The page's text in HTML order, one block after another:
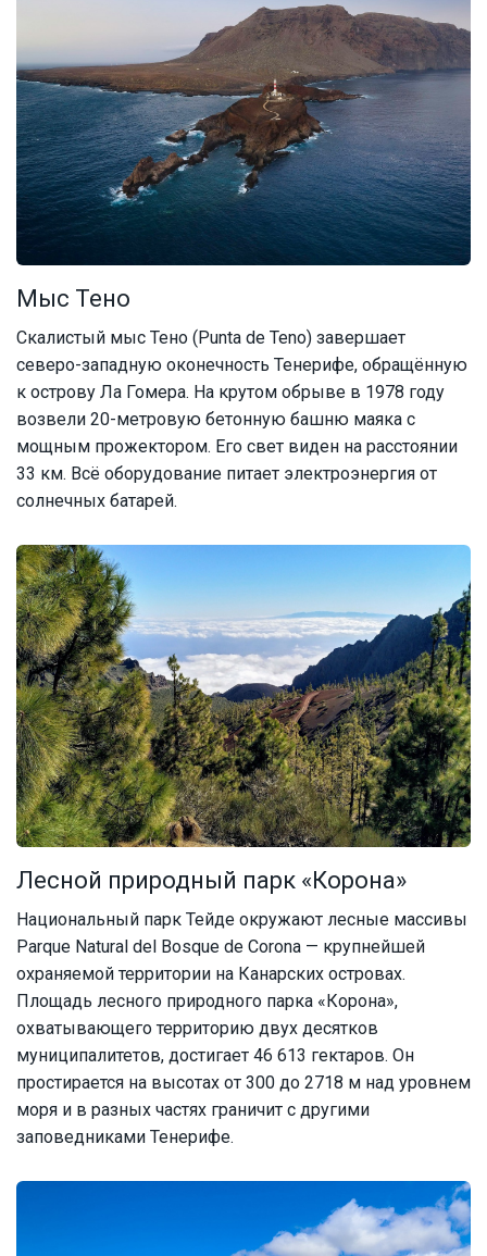
Мыс Тено
Скалистый мыс Тено (Punta de Teno) завершает
северо-западную оконечность Тенерифе, обращённую
к острову Ла Гомера. На крутом обрыве в 1978 году
возвели 20-метровую бетонную башню маяка с
мощным прожектором. Его свет виден на расстоянии
33 км. Всё оборудование питает электроэнергия от
солнечных батарей.
Лесной природный парк «Корона»
Национальный парк Тейде окружают лесные массивы
Parque Natural del Bosque de Corona — крупнейшей
охраняемой территории на Канарских островах.
Площадь лесного природного парка «Корона»,
охватывающего территорию двух десятков
муниципалитетов, достигает 46 613 гектаров. Он
простирается на высотах от 300 до 2718 м над уровнем
моря и в разных частях граничит с другими
заповедниками Тенерифе.